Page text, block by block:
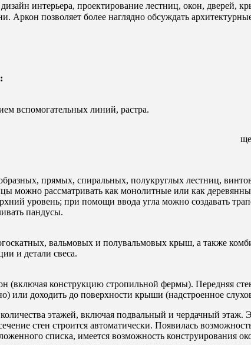
интерьера, проектирование лестниц, окон, дверей,
Аркон позволяет более наглядно обсуждать
вспомогательных линий, растра.
прямых, спиральных, полукруглых лестниц,
можно рассматривать как монолитные или как
уровень; при помощи ввода угла можно создавать
пандусы.
вальмовых и полувальмовых крыш, а также
и детали свеса.
(включая конструкцию стропильной фермы). Передняя
или доходить до поверхности крыши (надстроенное
этажей, включая подвальный и чердачный
стен строится автоматически. Появилась
списка, имеется возможность конструирования